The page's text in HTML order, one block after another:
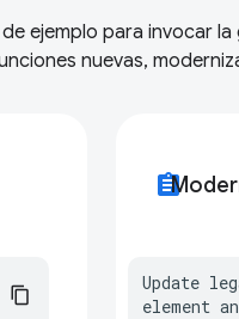
ejemplo para invocar
nuevas,
assignment
Update
element